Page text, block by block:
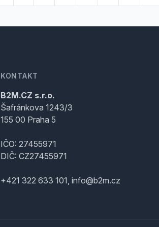
KONTAKT
B2M.CZ s.r.o.
Šafránkova 1243/3
155 00 Praha 5
IČO: 27455971
DIČ: CZ27455971
+421 322 633 101, info@b2m.cz